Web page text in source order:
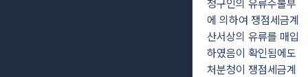
청구인의 유류수불부
에 의하여 쟁점세금계
산서상의 유류를 매입
하였음이 확인됨에도
처분청이 쟁점세금계